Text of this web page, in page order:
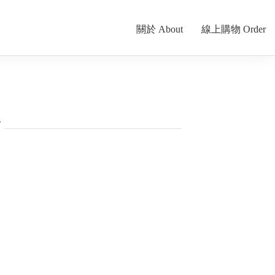
關於 About 線上購物 Order